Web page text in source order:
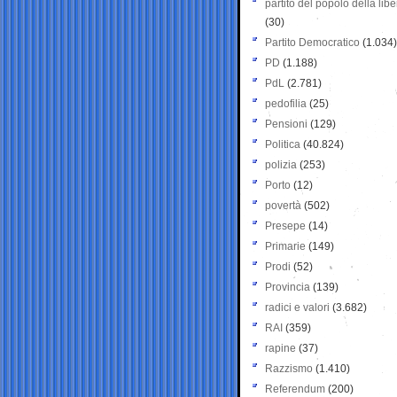
partito del popolo della
(30)
Partito Democratico (1.034)
PD (1.188)
PdL (2.781)
pedofilia (25)
Pensioni (129)
Politica (40.824)
polizia (253)
Porto (12)
povertà (502)
Presepe (14)
Primarie (149)
Prodi (52)
Provincia (139)
radici e valori (3.682)
RAI (359)
rapine (37)
Razzismo (1.410)
Referendum (200)